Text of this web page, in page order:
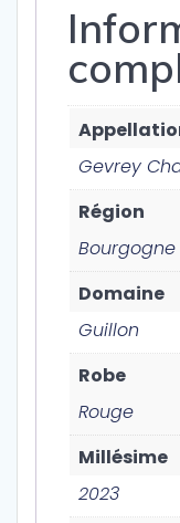
Gevrey
Région
Bourgogne
Domaine
Guillon
Robe
Rouge
Millésime
2023